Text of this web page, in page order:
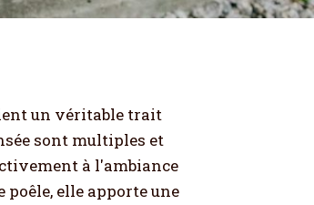
un véritable trait
sont multiples et
à l'ambiance
elle apporte une